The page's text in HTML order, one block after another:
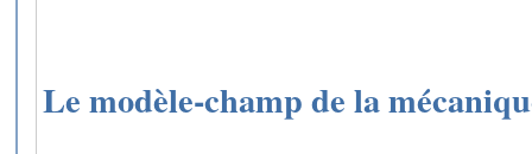
Le modèle-champ de la